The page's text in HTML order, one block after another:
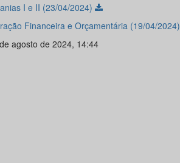
I e II (23/04/2024)
Financeira e Orçamentária (19/04/2024)
agosto de 2024, 14:44